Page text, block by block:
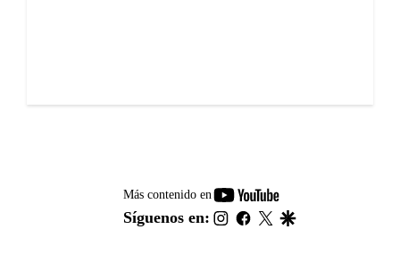
Más contenido en
youtube-
footer
Síguenos en: instagram
facebook
twitter